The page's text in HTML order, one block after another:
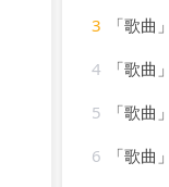
3
「歌曲
4
「歌曲
5
「歌
6
「歌曲